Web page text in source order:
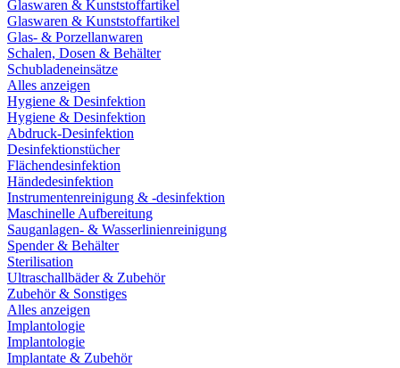
Glaswaren & Kunststoffartikel
Glaswaren & Kunststoffartikel
Glas- & Porzellanwaren
Schalen, Dosen & Behälter
Schubladeneinsätze
Alles anzeigen
Hygiene & Desinfektion
Hygiene & Desinfektion
Abdruck-Desinfektion
Desinfektionstücher
Flächendesinfektion
Händedesinfektion
Instrumentenreinigung & -desinfektion
Maschinelle Aufbereitung
Sauganlagen- & Wasserlinienreinigung
Spender & Behälter
Sterilisation
Ultraschallbäder & Zubehör
Zubehör & Sonstiges
Alles anzeigen
Implantologie
Implantologie
Implantate & Zubehör